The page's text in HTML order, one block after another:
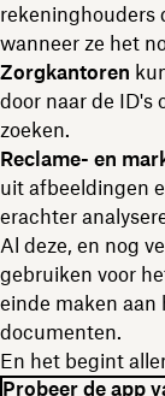
rekeninghouders
wanneer ze het
Zorgkantoren
door naar de ID's
zoeken.
Reclame- en
uit afbeeldingen
erachter
Al deze, en nog
gebruiken voor
einde maken aan
documenten.
En het begint
Probeer de app